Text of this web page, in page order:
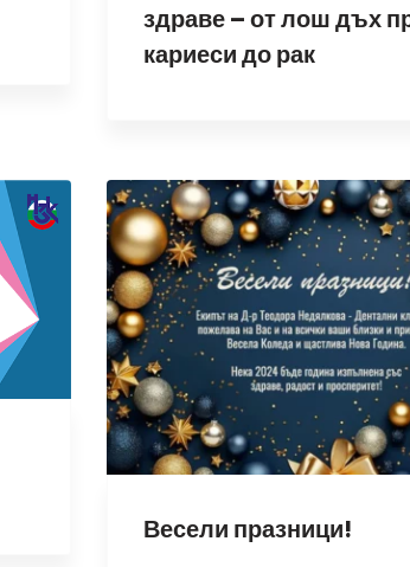
здраве – от лош дъх
кариеси до рак
Весели празници!